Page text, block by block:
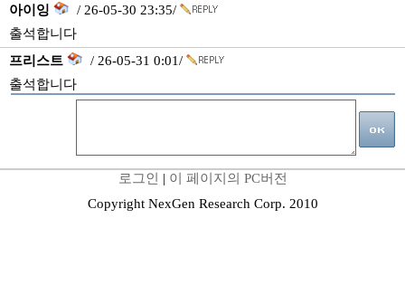
아이잉
/ 26-05-30 23:35/
출석합니다
프리스트
/ 26-05-31 0:01/
출석합니다
로그인 | 이 페이지의 PC버전
Copyright NexGen Research Corp. 2010